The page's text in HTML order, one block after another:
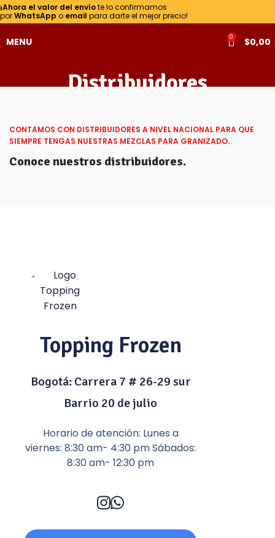
¡Ahora el valor del envíote lo confirmamos
porWhatsApp o email para darte el mejor precio!
MENU 0 $0,00
Distribuidores
CONTAMOS CON DISTRIBUIDORES A NIVEL NACIONAL PARA QUE
SIEMPRE TENGAS NUESTRAS MEZCLAS PARA GRANIZADO.
Conoce nuestros distribuidores.
Topping Frozen
Bogotá: Carrera 7 # 26-29 sur
Barrio 20 de julio
Horario de atención: Lunes a
viernes: 8:30 am- 4:30 pm Sábados:
8:30 am- 12:30 pm